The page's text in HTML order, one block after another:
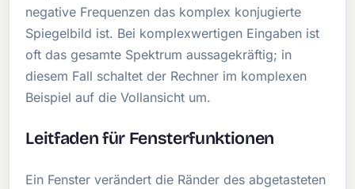
negative Frequenzen das komplex konjugierte
Spiegelbild ist. Bei komplexwertigen Eingaben ist
oft das gesamte Spektrum aussagekräftig; in
diesem Fall schaltet der Rechner im komplexen
Beispiel auf die Vollansicht um.
Leitfaden für Fensterfunktionen
Ein Fenster verändert die Ränder des abgetasteten